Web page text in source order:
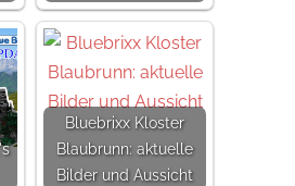
Bluebrixx Kloster
Blaubrunn: aktuelle
Bilder und Aussicht